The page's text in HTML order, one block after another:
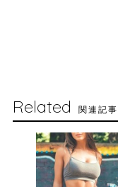
Related 関連記事